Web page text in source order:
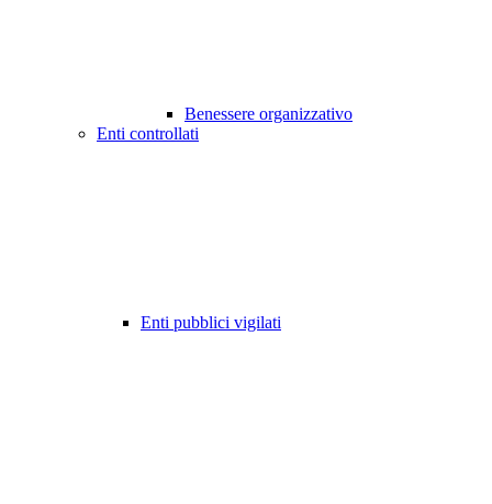
Benessere organizzativo
Enti controllati
Enti pubblici vigilati